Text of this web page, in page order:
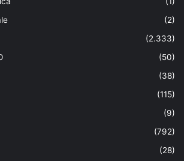
(2)
(2.333)
(50)
(38)
(115)
(9)
(792)
(28)